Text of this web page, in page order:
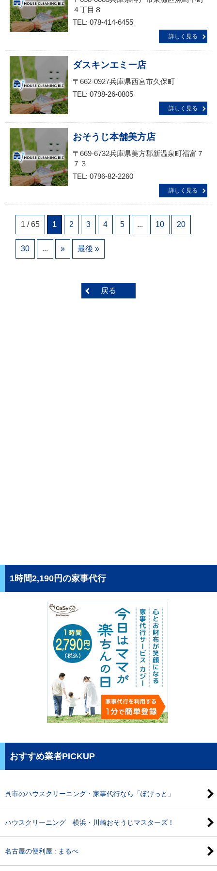
４丁目８
TEL: 078-414-6455
詳しく見る
ダスキンエミー店
〒662-0927兵庫県西宮市久保町
TEL: 0798-26-0805
詳しく見る
おそうじ本舗美方店
〒669-6732兵庫県美方郡新温泉町福富７
７３
TEL: 0796-82-2260
詳しく見る
1 / 65 1 2 3 4 5 ... 10 20
30 ... » 最後 »
戻る
1時間2,190円の家事代行
おすすめ業者PICKUP
呉市のハウスクリーニング・家事代行なら「ぽけっと」
ハウスクリーニング 横浜・川崎おそうじマスターズ！
名古屋の便利屋 : まるべ